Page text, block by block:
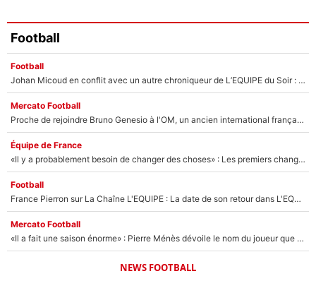
Football
Football
Johan Micoud en conflit avec un autre chroniqueur de L’EQUIPE du Soir : «Pendant un moment, je ne les ai pas remis ensemble dans l'émission»
Mercato Football
Proche de rejoindre Bruno Genesio à l'OM, un ancien international français va finalement débarquer... sur RMC !
Équipe de France
«Il y a probablement besoin de changer des choses» : Les premiers changements de Zinedine Zidane en équipe de France sont révélés ?
Football
France Pierron sur La Chaîne L'EQUIPE : La date de son retour dans L'EQUIPE de Choc est connue... et c'était très attendu
Mercato Football
«Il a fait une saison énorme» : Pierre Ménès dévoile le nom du joueur que l’OM devait absolument recruter cet été, l’IA valide la piste !
NEWS FOOTBALL